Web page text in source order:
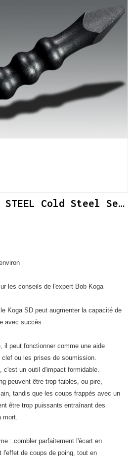
MINI COGA COLD STEEL Cold Steel Self Defense Tool
les conseils de l'expert Bob Koga
le Koga SD peut augmenter la capacité de
avec succès.
, il peut fonctionner comme une aide
clef ou les prises de soumission.
c'est un outil d'impact formidable.
peuvent être trop faibles, ou pire,
, tandis que les coups frappés avec un
être trop puissants entraînant des
mort.
: combler parfaitement l'écart en
l'effet de coups de poing, tout en